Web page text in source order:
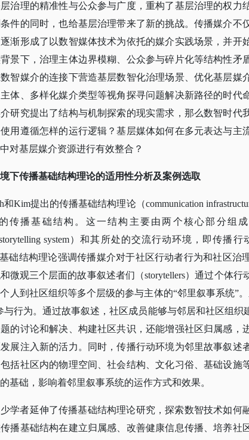
治理的精准性与公众参与广度，重构了基层治理的权力
件的同时，也给基层治理带来了新的挑战。传播媒介不
渐形成了以数智媒体技术为依托的媒介实践场景，并开
景下，治理主体边界模糊、公众参与碎片化等结构性矛
智媒介的连接下营造基层数智化治理场景、优化基层媒
体、多样化媒介类型等视角探寻问题解决新路径的时代
研究提出了结构与机制探索的现实需求，那么数智时代
用遵循怎样的运行逻辑？基层媒体如何在多元表达与主
对基层媒介资源进行有效整合？
下传播基础结构理论的适用性分析及案例选取
和Kim提出的传播基础结构理论（communication
传播基础结构。这一结构主要由两个核心部分组
storytelling system）和其所处的交流行动环境，即传播行
础结构理论强调传播媒介对于社区行动者行为和社区治
微观三个层面的故事叙述者们（storytellers）通过个体行
人到社区组织等多个层级的参与主体的“邻里叙事系统”
与行为。通过故事叙述，社区成员能够与邻居和社区组织
的讨论和解决、构建社区共识，还能增强社区归属感，
展注入新的活力。同时，传播行动环境为邻里故事叙述
括社区内的物理空间、社会结构、文化习俗、基础设施
基础，影响着邻里叙事系统的运作方式和效果。
学者延伸了传播基础结构理论研究，探索数智技术如何
播基础结构在建立归属感、改善健康信息传播、培养社